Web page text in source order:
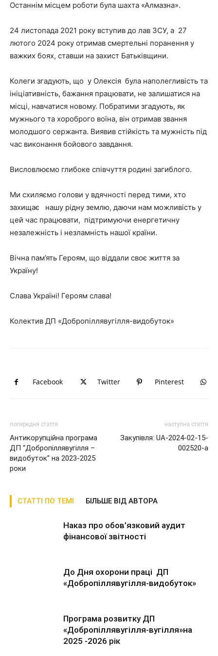
Останнім місцем роботи була шахта «Алмазна».
24 листопада 2021 року вступив до лав ЗСУ, а 27
лютого 2024 року отримав смертельні поранення у
важких боях, ставши на захист Батьківщини.
Колеги згадують, що у Олексія була наполегливість та
ініціативність, бажання працювати, не залишатися на
місці, навчатися новому. Побратими згадують, як
мужнього та хороброго воїна, він отримав звання
молодшого сержанта. Виявив стійкість та мужність під
час виконання бойового завдання.
Висловлюємо глибоке співчуття родині загиблого.
Ми схиляємо голови у вдячності перед тими, хто
захищає нашу рідну землю, даючи нам можливість у
цей час працювати, підтримуючи енергетичну
незалежність і незламність нашої країни.
Вічна пам’ять Героям, що віддали своє життя за
Україну!
Слава Україні! Героям слава!
Колектив ДП «Добропіллявугілля-видобуток»
Facebook Twitter Pinterest
попередня стаття
Антикорупційна програма
ДП “Добропіллявугілля –
видобуток” на 2023-2025
роки
наступна стаття
Закупівля: UA-2024-02-15-
002520-a
СТАТТІ ПО ТЕМІ БІЛЬШЕ ВІД АВТОРА
Наказ про обов’язковий аудит
фінансової звітності
До Дня охорони праці ДП
«Добропіллявугілля-видобуток»
Програма розвитку ДП
«Добропіллявугілля-вугілля»на
2025 -2026 рік